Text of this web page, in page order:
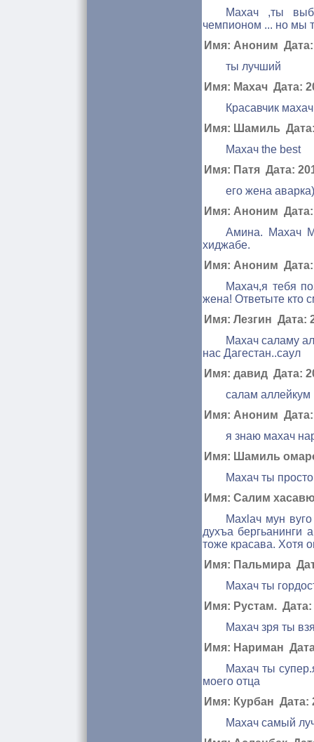
Махач ,ты
чемпионом ... но мы
Имя: Аноним Дата:
ты лучший
Имя: Махач Дата:
Красавчик
Имя: Шамиль Дата:
Махач the best
Имя: Патя Дата:
его жена
Имя: Аноним Дата:
Амина. Махач
хиджабе.
Имя: Аноним Дата:
Махач,я тебя
жена! Ответыте кто
Имя: Лезгин Дата:
Махач саламу
нас Дагестан..саул
Имя: давид Дата:
cалам аллейкум
Имя: Аноним Дата:
я знаю махач
Имя: Шамиль
Махач ты
Имя: Салим
Махlач мун вуго
духъа бергьанинги
тоже красава. Хотя
Имя: Пальмира
Махач ты
Имя: Рустам. Дата:
Махач зря ты
Имя: Нариман
Махач ты
моего отца
Имя: Курбан Дата:
Махач самый